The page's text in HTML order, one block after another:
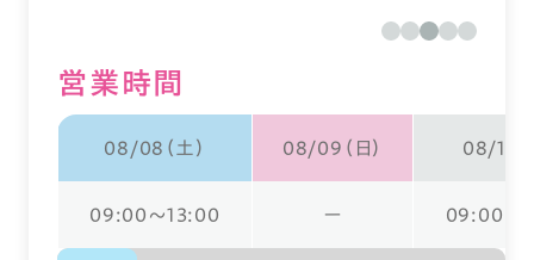
営業時間
08/08（土） 08/09（日） 08/10（
09:00～13:00 ー 09:00～